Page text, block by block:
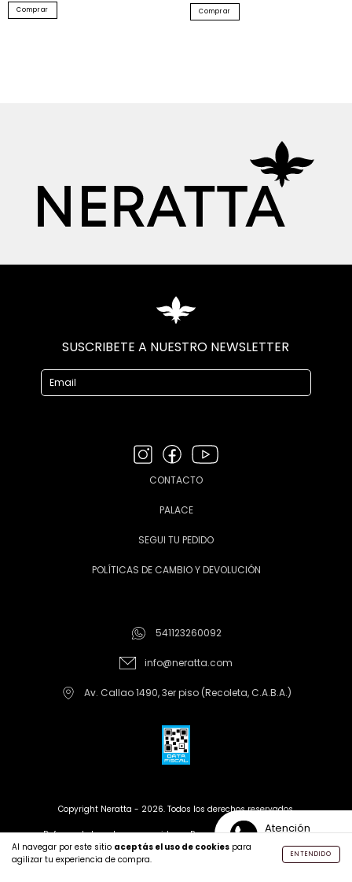
Al navegar por este sitio aceptás el uso de cookies para
agilizar tu experiencia de compra.
ENTENDIDO
Comprar Comprar
Atención
SUSCRIBETE A NUESTRO NEWSLETTER
CONTACTO
PALACE
SEGUI TU PEDIDO
POLÍTICAS DE CAMBIO Y DEVOLUCIÓN
541123260092
info@neratta.com
Av. Callao 1490, 3er piso (Recoleta, C.A.B.A.)
Copyright Neratta - 2026. Todos los derechos reservados.
Defensa de las y los consumidores. Para reclamosingrese aquí
Creado con tiendanube | Desarrollado por Leren